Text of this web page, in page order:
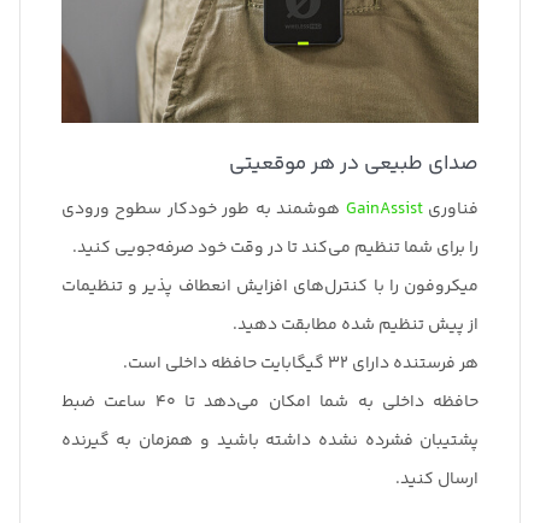
صدای طبیعی در هر موقعیتی
فناوریGainAssist هوشمند به طور خودکار سطوح ورودی
را برای شما تنظیم می‌کند تا در وقت خود صرفه‌جویی کنید.
میکروفون را با کنترل‌های افزایش انعطاف پذیر و تنظیمات
از پیش تنظیم شده مطابقت دهید.
هر فرستنده دارای 32 گیگابایت حافظه داخلی است.
حافظه داخلی به شما امکان می‌دهد تا 40 ساعت ضبط
پشتیبان فشرده نشده داشته باشید و همزمان به گیرنده
ارسال کنید.